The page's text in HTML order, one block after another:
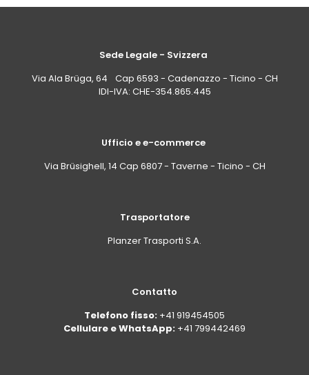
Sede Legale - Svizzera
Via Ala Brüga, 64 Cap 6593 - Cadenazzo - Ticino - CH
IDI-IVA: CHE-354.865.445
Ufficio e e-commerce
Via Brüsighell, 14 Cap 6807 - Taverne - Ticino - CH
Trasportatore
Planzer Trasporti S.A.
Contatto
Telefono fisso: +41 919454505
Cellulare e WhatsApp: +41 799442469